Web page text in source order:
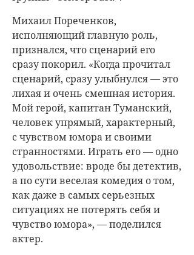
Михаил Пореченков,
исполняющий главную роль,
признался, что сценарий его
сразу покорил. «Когда прочитал
сценарий, сразу улыбнулся — это
лихая и очень смешная история.
Мой герой, капитан Туманский,
человек упрямый, характерный,
с чувством юмора и своими
странностями. Играть его — одно
удовольствие: вроде бы детектив,
а по сути веселая комедия о том,
как даже в самых серьезных
ситуациях не потерять себя и
чувство юмора», — поделился
актер.